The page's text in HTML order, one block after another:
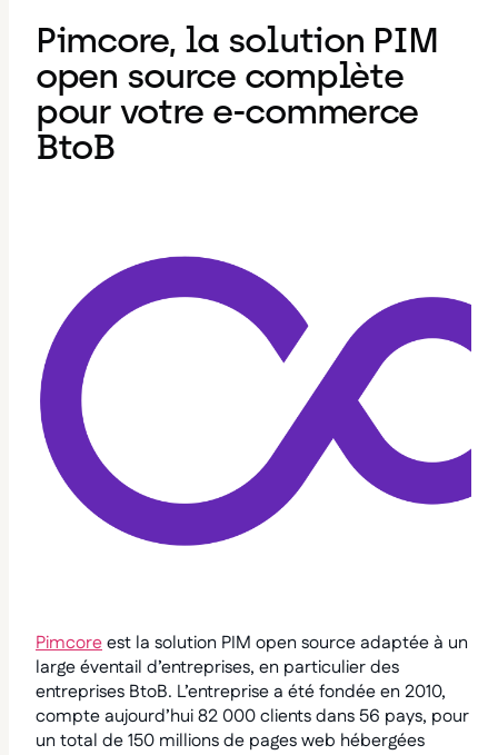
Pimcore, la solution PIM
open source complète
pour votre e-commerce
BtoB
Pimcoreest la solution PIM open source adaptée à un
large éventail d’entreprises, en particulier des
entreprises BtoB. L’entreprise a été fondée en 2010,
compte aujourd’hui 82 000 clients dans 56 pays, pour
un total de 150 millions de pages web hébergées